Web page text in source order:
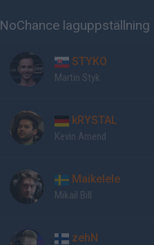
NoChance laguppställning
STYKO
Martin Styk
kRYSTAL
Kevin Amend
Maikelele
Mikail Bill
zehN